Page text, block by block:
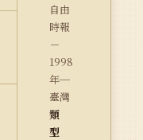
自由
時報
－
1998
年─
臺灣
類
型